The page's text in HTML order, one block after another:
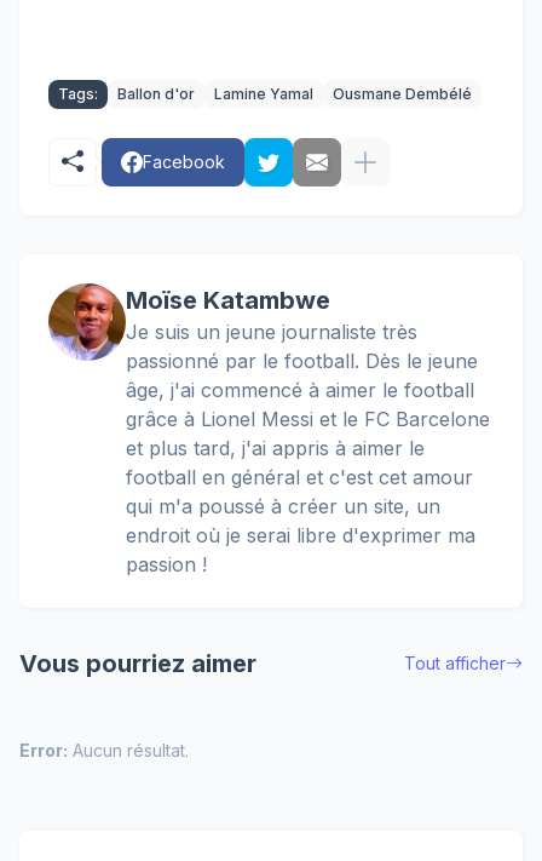
Tags: Ballon d'or Lamine Yamal Ousmane Dembélé
Facebook
Moïse Katambwe
Je suis un jeune journaliste très
passionné par le football. Dès le jeune
âge, j'ai commencé à aimer le football
grâce à Lionel Messi et le FC Barcelone
et plus tard, j'ai appris à aimer le
football en général et c'est cet amour
qui m'a poussé à créer un site, un
endroit où je serai libre d'exprimer ma
passion !
Vous pourriez aimer Tout afficher
Error: Aucun résultat.